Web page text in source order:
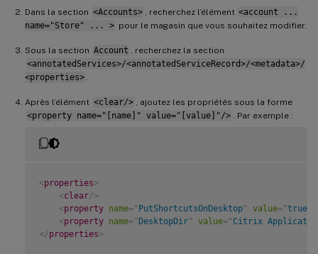
Dans la section <Accounts> , recherchez l’élément <account ...
name="Store" ... > pour le magasin que vous souhaitez modifier.
Sous la section Account
, recherchez la section
<annotatedServices>/<annotatedServiceRecord>/<metadata>/
<properties>
Après l’élément <clear/>
, ajoutez les propriétés sous la forme
<property name="[name]" value="[value]"/>
. Par exemple :
<properties>
<clear/>
<property name=" PutShortcutsOnDesktop" value="true
<property name="DesktopDir" value=" Citrix
</properties>